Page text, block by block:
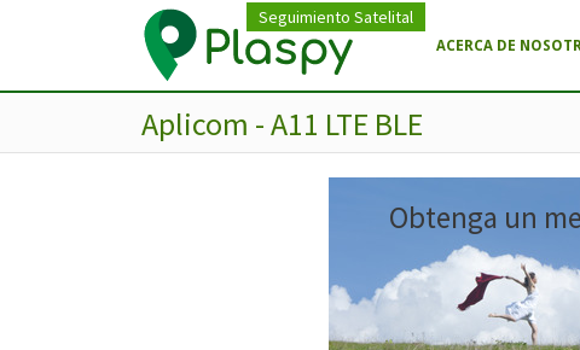
Seguimiento Satelital
ACERCA DE
Aplicom - A11 LTE BLE
Obtenga un